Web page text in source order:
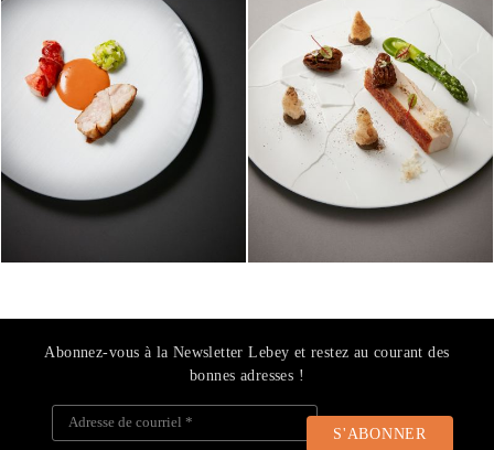
Abonnez-vous à la Newsletter Lebey et restez au courant des
bonnes adresses !
Adresse de courriel